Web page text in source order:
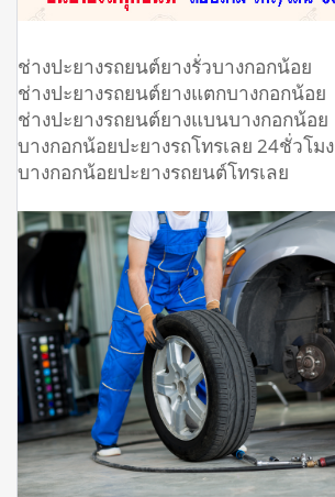
ช่างปะยางรถยนต์ยางรั่วบางกอกน้อย
ช่างปะยางรถยนต์ยางแตกบางกอกน้อย
ช่างปะยางรถยนต์ยางแบนบางกอกน้อย
บางกอกน้อยปะยางรถโทรเลย 24ชั่วโมง
บางกอกน้อยปะยางรถยนต์โทรเลย